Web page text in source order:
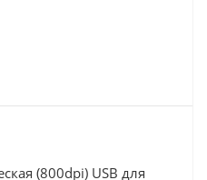
(800dpi) USB для